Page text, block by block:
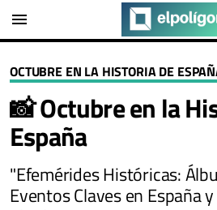
menu
OCTUBRE EN LA HISTORIA DE
📸 Octubre en la
España
"Efemérides Históricas:
Eventos Claves en España